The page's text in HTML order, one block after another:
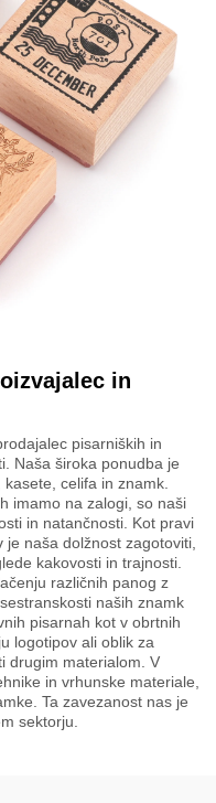
in
pisarniških in
Naša široka ponudba je
celifa in znamk.
imamo na zalogi, so naši
in natančnosti. Kot pravi
naša dolžnost zagotoviti,
kakovosti in trajnosti.
različnih panog z
naših znamk
pisarnah kot v obrtnih
logotipov ali oblik za
drugim materialom. V
in vrhunske materiale,
Ta zavezanost nas je
sektorju.